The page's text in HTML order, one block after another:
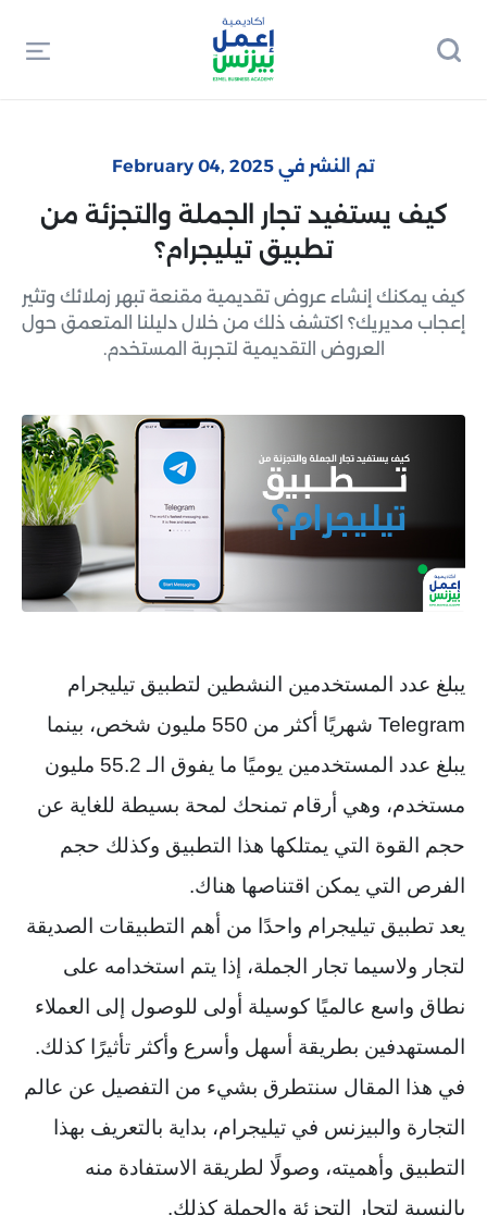
تم النشر في February 04, 2025
كيف يستفيد تجار الجملة والتجزئة من
تطبيق تيليجرام؟
كيف يمكنك إنشاء عروض تقديمية مقنعة تبهر زملائك وتثير
إعجاب مديريك؟ اكتشف ذلك من خلال دليلنا المتعمق حول
العروض التقديمية لتجربة المستخدم.
يبلغ عدد المستخدمين النشطين لتطبيق تيليجرام
Telegram شهريًا أكثر من 550 مليون شخص، بينما
يبلغ عدد المستخدمين يوميًا ما يفوق الـ 55.2 مليون
مستخدم، وهي أرقام تمنحك لمحة بسيطة للغاية عن
حجم القوة التي يمتلكها هذا التطبيق وكذلك حجم
الفرص التي يمكن اقتناصها هناك.
يعد تطبيق تيليجرام واحدًا من أهم التطبيقات الصديقة
لتجار ولاسيما تجار الجملة، إذا يتم استخدامه على
نطاق واسع عالميًا كوسيلة أولى للوصول إلى العملاء
المستهدفين بطريقة أسهل وأسرع وأكثر تأثيرًا كذلك.
في هذا المقال سنتطرق بشيء من التفصيل عن عالم
التجارة والبيزنس في تيليجرام، بداية بالتعريف بهذا
التطبيق وأهميته، وصولًا لطريقة الاستفادة منه
بالنسبة لتجار التجزئة والجملة كذلك.